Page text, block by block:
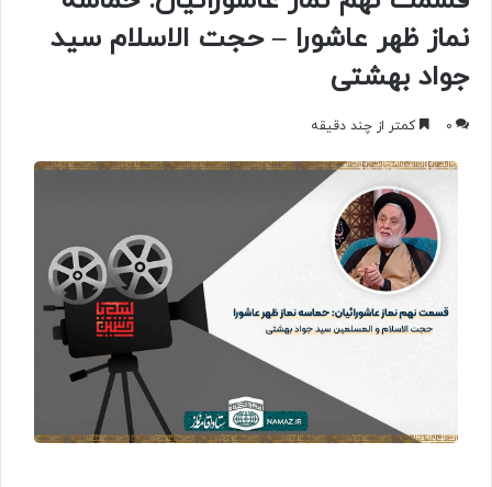
نماز ظهر عاشورا – حجت الاسلام سید
جواد بهشتی
0 کمتر از چند دقیقه